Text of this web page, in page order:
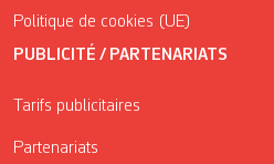
Politique de cookies (UE)
PUBLICITÉ / PARTENARIATS
Tarifs publicitaires
Partenariats